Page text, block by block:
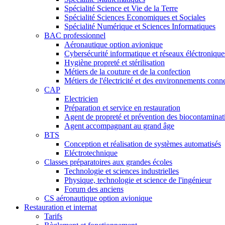
Spécialité Science et Vie de la Terre
Spécialité Sciences Economiques et Sociales
Spécialité Numérique et Sciences Informatiques
BAC professionnel
Aéronautique option avionique
Cybersécurité informatique et réseaux
Hygiène propreté et stérilisation
Métiers de la couture et de la confection
Métiers de l'électricité et des environnements
CAP
Electricien
Préparation et service en restauration
Agent de propreté et prévention des
Agent accompagnant au grand âge
BTS
Conception et réalisation de systèmes automatisés
Eléctrotechnique
Classes préparatoires aux grandes écoles
Technologie et sciences industrielles
Physique, technologie et science de l'ingénieur
Forum des anciens
CS aéronautique option avionique
Restauration et internat
Tarifs